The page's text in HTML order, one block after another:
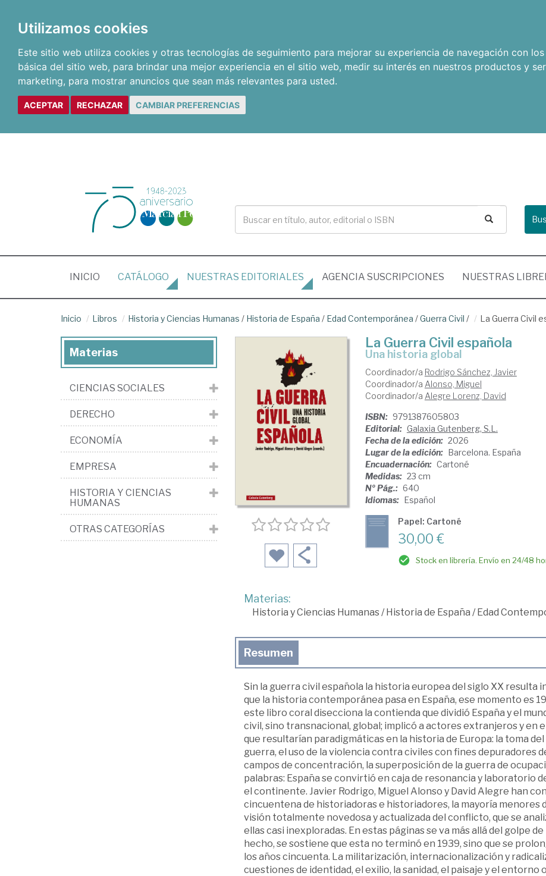
Utilizamos cookies
Este sitio web utiliza cookies y otras tecnologías de seguimiento para mejorar su experiencia de navegación con
básica del sitio web, para brindar una mejor experiencia en el sitio web, medir su interés en nuestros productos y
marketing, para mostrar anuncios que sean más relevantes para usted.
ACEPTAR RECHAZAR CAMBIAR PREFERENCIAS
INICIO (CURRENT)
CATÁLOGO NUESTRAS EDITORIALES AGENCIA SUSCRIPCIONES NUESTRAS
Inicio Libros Historia y Ciencias Humanas / Historia de España / Edad Contemporánea /Guerra Civil / La Guerra Civil
La Guerra Civil española
Una historia global
Coordinador/a Rodrigo Sánchez, Javier
Coordinador/a Alonso, Miguel
Coordinador/a Alegre Lorenz, David
ISBN: 9791387605803
Editorial: Galaxia Gutenberg, S.L.
Fecha de la edición: 2026
Lugar de la edición: Barcelona. España
Encuadernación: Cartoné
Medidas: 23 cm
Nº Pág.: 640
Idiomas: Español
Papel: Cartoné
30,00 €
Stock en librería. Envío en 24/48
Materias:
Historia y Ciencias Humanas/Historia de España /Edad
Resumen
Sin la guerra civil española la historia europea del siglo XX resulta
que la historia contemporánea pasa en España, ese momento es
este libro coral disecciona la contienda que dividió España y el
civil, sino transnacional, global; implicó a actores extranjeros y en
que resultarían paradigmáticas en la historia de Europa: la toma
guerra, el uso de la violencia contra civiles con fines depuradores
campos de concentración, la superposición de la guerra de
palabras: España se convirtió en caja de resonancia y laboratorio
el continente. Javier Rodrigo, Miguel Alonso y David Alegre han
cincuentena de historiadoras e historiadores, la mayoría menores
visión totalmente novedosa y actualizada del conflicto, que se
ellas casi inexploradas. En estas páginas se va más allá del golpe
hecho, se sostiene que esta no terminó en 1939, sino que se
los años cincuenta. La militarización, internacionalización y
cuestiones de identidad, el exilio, la sanidad, el paisaje y el entorno
Materias
CIENCIAS SOCIALES
DERECHO
ECONOMÍA
EMPRESA
HISTORIA Y CIENCIAS
HUMANAS
OTRAS CATEGORÍAS